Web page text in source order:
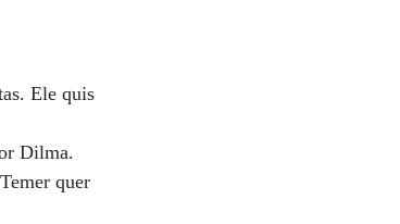
Ele quis
Dilma.
quer